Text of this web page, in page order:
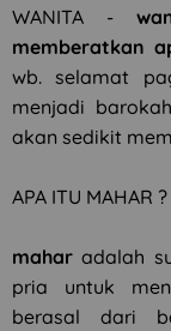
WANITA -
memberatkan
wb. selamat
menjadi
akan sedikit
APA ITU MAHAR ?
mahar adalah
pria untuk
berasal dari